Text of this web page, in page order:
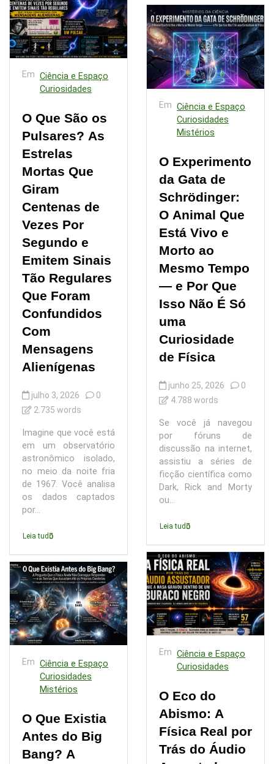
Em Ciência e Espaço
Curiosidades
O Que São os
Pulsares? As
Estrelas
Mortas Que
Giram
Centenas de
Vezes Por
Segundo e
Emitem Sinais
Tão Regulares
Que Foram
Confundidos
Com
Mensagens
Alienígenas
julho 3, 2026
0
2.735 words
Imagine que você está
em um observatório
astronômico isolado,
no meio da noite fria
de 1967. Você analisa
os dados captados
por...
Leia tudo
Em Ciência e Espaço
Curiosidades
Mistérios
O Que Existia
Antes do Big
Bang? A
Em Ciência e Espaço
Curiosidades
Mistérios
O Experimento
da Gata de
Schrödinger:
O Animal Que
Está Vivo e
Morto ao
Mesmo Tempo
— e Por Que
Isso Não É Só
uma
Curiosidade
de Física
junho 25, 2026
0
4.788 words
Se você já navegou
por fóruns de
discussão na internet,
assistiu a séries de
ficção científica como
Dark, Rick and Morty
ou...
Leia tudo
Em Ciência e Espaço
Curiosidades
O Eco do
Abismo: A
Física Real por
Trás do Áudio